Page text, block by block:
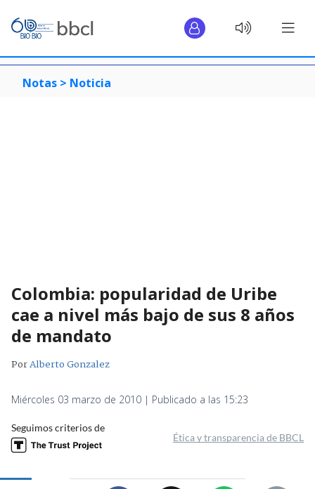
Notas > Noticia
Colombia: popularidad de Uribe
cae a nivel más bajo de sus 8 años
de mandato
PorAlberto Gonzalez
Miércoles 03 marzo de 2010 | Publicado a las 15:23
Seguimos criterios de
Ética y transparencia de BBCL